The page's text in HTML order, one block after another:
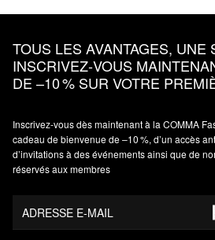
TOUS LES AVANTAGES, UNE
INSCRIVEZ‑VOUS
DE –10 % SUR VOTRE
Inscrivez‑vous dès maintenant à la COMMA
cadeau de bienvenue de –10 %, d’un accès
d’invitations à des événements ainsi que de
réservés aux membres
ADRESSE E-MAIL